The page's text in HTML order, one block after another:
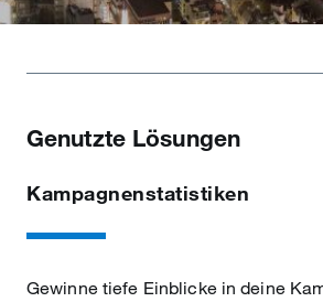
Genutzte Lösungen
Kampagnenstatistiken
Gewinne tiefe Einblicke in deine